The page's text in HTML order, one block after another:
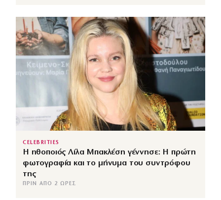
CELEBRITIES
Η ηθοποιός Λίλα Μπακλέση γέννησε: Η πρώτη
φωτογραφία και το μήνυμα του συντρόφου
της
ΠΡΙΝ ΑΠΌ 2 ΏΡΕΣ